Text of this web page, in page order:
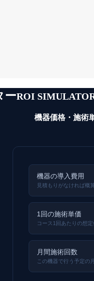
ーROI
機器価格・施術
機器の導入費用
見積もりがなければ概
1回の施術単価
コース1回あたりの想定
月間施術回数
この機器で行う予定の